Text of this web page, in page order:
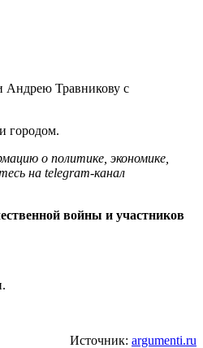
Андрею Травникову с
городом.
о политике, экономике,
на telegram-канал
войны и участников
Источник: argumenti.ru